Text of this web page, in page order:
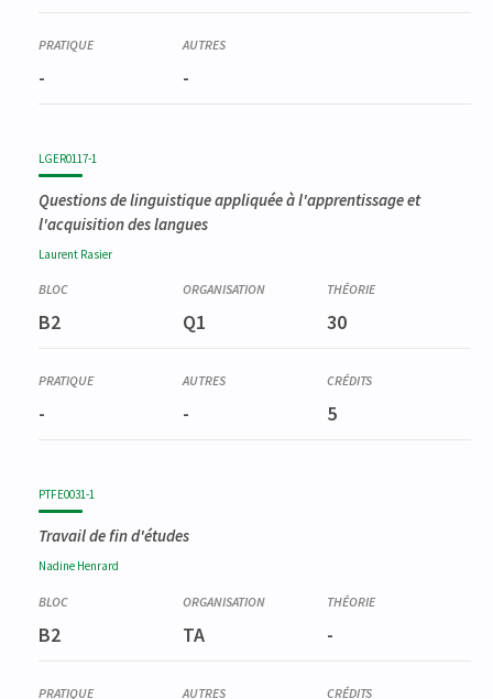
- -
LGER0117-1
Questions de linguistique appliquée à l'apprentissage et
l'acquisition des langues
Laurent Rasier
B2 Q1 30
- - 5
PTFE0031-1
Travail de fin d'études
Nadine Henrard
B2 TA -